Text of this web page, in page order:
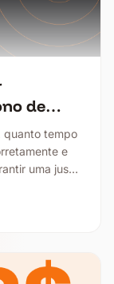
de
quanto tempo
e
uma justa